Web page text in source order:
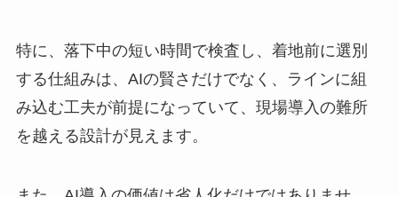
特に、落下中の短い時間で検査し、着地前に選別
する仕組みは、AIの賢さだけでなく、ラインに組
み込む工夫が前提になっていて、現場導入の難所
を越える設計が見えます。